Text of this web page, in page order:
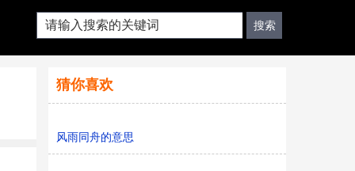
猜你喜欢
风雨同舟的意思